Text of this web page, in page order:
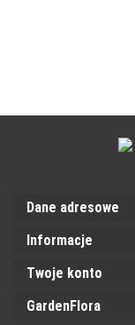
Dane adresowe
Informacje
Twoje konto
GardenFlora